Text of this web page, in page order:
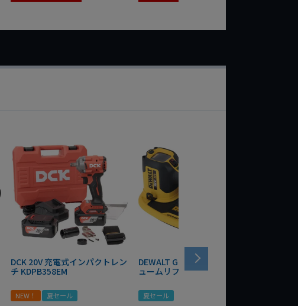
DCK 20V 充電式インパクトレン
チ KDPB358EM
NEW！ 夏セール
DEWALT GRABO 18V電動バキ
ュームリフター DCE590N-XJ
夏セール